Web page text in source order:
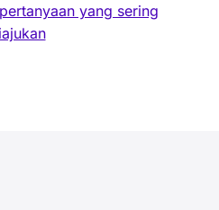
yang sering